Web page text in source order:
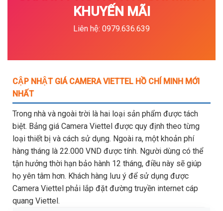
KHUYẾN MÃI
Liên hệ: 0979.636.639
CẬP NHẬT GIÁ CAMERA VIETTEL HỒ CHÍ MINH MỚI
NHẤT
Trong nhà và ngoài trời là hai loại sản phẩm được tách
biệt. Bảng giá Camera Viettel được quy định theo từng
loại thiết bị và cách sử dụng. Ngoài ra, một khoản phí
hàng tháng là 22.000 VND được tính. Người dùng có thể
tận hưởng thời hạn bảo hành 12 tháng, điều này sẽ giúp
họ yên tâm hơn. Khách hàng lưu ý để sử dụng được
Camera Viettel phải lắp đặt đường truyền internet cáp
quang Viettel.